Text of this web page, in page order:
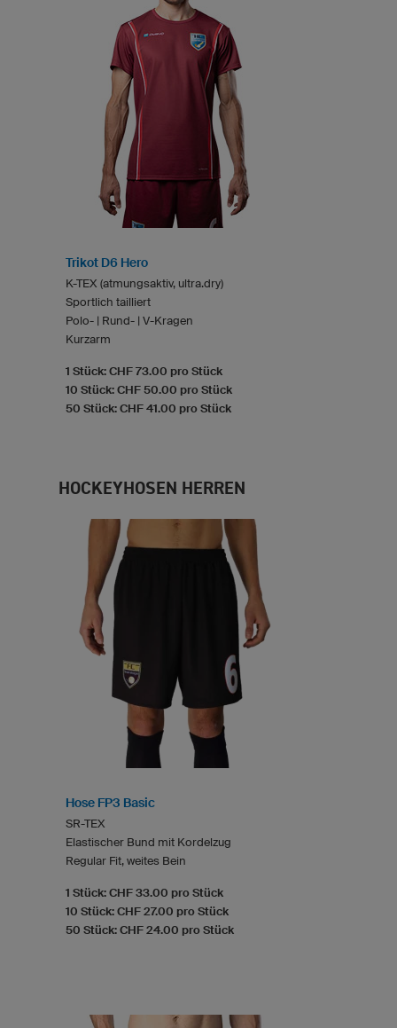
Trikot D6 Hero
K-TEX (atmungsaktiv, ultra.dry)
Sportlich tailliert
Polo- | Rund- | V-Kragen
Kurzarm
1 Stück: CHF 73.00 pro Stück
10 Stück: CHF 50.00 pro Stück
50 Stück: CHF 41.00 pro Stück
HOCKEYHOSEN HERREN
Hose FP3 Basic
SR-TEX
Elastischer Bund mit Kordelzug
Regular Fit, weites Bein
1 Stück: CHF 33.00 pro Stück
10 Stück: CHF 27.00 pro Stück
50 Stück: CHF 24.00 pro Stück